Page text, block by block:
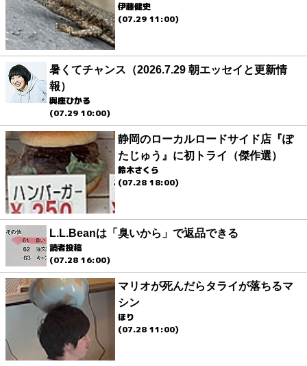
伊藤健史
(07.29 11:00)
暑くてチャンス（2026.7.29 朝エッセイと更新情
報）
與座ひかる
(07.29 10:00)
静岡のローカルロードサイド店『ぽ
たじゅう』に初トライ（傑作選）
鈴木さくら
(07.28 18:00)
L.L.Beanは「臭いから」で返品できる
読者投稿
(07.28 16:00)
マリオが死んだらタライが落ちるマ
シン
ほり
(07.28 11:00)